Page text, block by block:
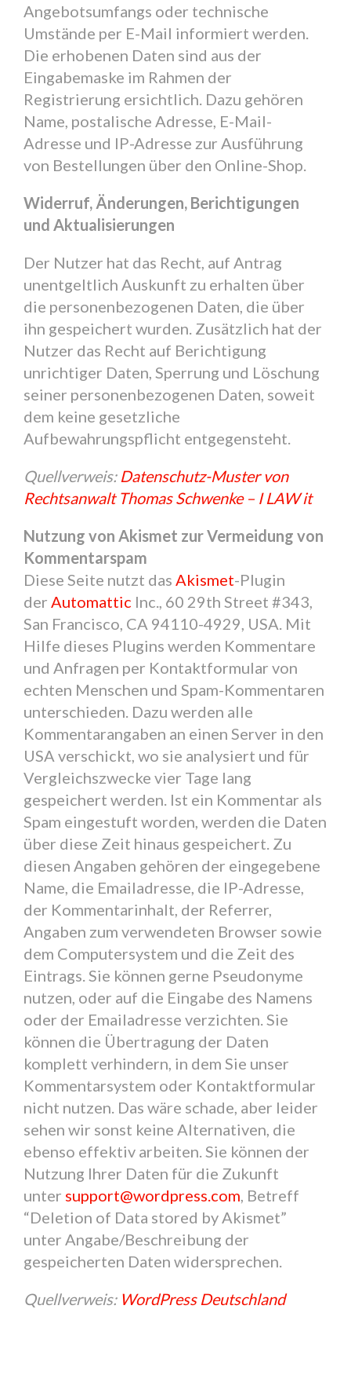
Angebotsumfangs oder technische
Umstände per E-Mail informiert werden.
Die erhobenen Daten sind aus der
Eingabemaske im Rahmen der
Registrierung ersichtlich. Dazu gehören
Name, postalische Adresse, E-Mail-
Adresse und IP-Adresse zur Ausführung
von Bestellungen über den Online-Shop.
Widerruf, Änderungen, Berichtigungen
und Aktualisierungen
Der Nutzer hat das Recht, auf Antrag
unentgeltlich Auskunft zu erhalten über
die personenbezogenen Daten, die über
ihn gespeichert wurden. Zusätzlich hat der
Nutzer das Recht auf Berichtigung
unrichtiger Daten, Sperrung und Löschung
seiner personenbezogenen Daten, soweit
dem keine gesetzliche
Aufbewahrungspflicht entgegensteht.
Quellverweis: Datenschutz-Muster von
Rechtsanwalt Thomas Schwenke – I LAW it
Nutzung von Akismet zur Vermeidung von
Kommentarspam
Diese Seite nutzt das Akismet-Plugin
der Automattic Inc., 60 29th Street #343,
San Francisco, CA 94110-4929, USA. Mit
Hilfe dieses Plugins werden Kommentare
und Anfragen per Kontaktformular von
echten Menschen und Spam-Kommentaren
unterschieden. Dazu werden alle
Kommentarangaben an einen Server in den
USA verschickt, wo sie analysiert und für
Vergleichszwecke vier Tage lang
gespeichert werden. Ist ein Kommentar als
Spam eingestuft worden, werden die Daten
über diese Zeit hinaus gespeichert. Zu
diesen Angaben gehören der eingegebene
Name, die Emailadresse, die IP-Adresse,
der Kommentarinhalt, der Referrer,
Angaben zum verwendeten Browser sowie
dem Computersystem und die Zeit des
Eintrags. Sie können gerne Pseudonyme
nutzen, oder auf die Eingabe des Namens
oder der Emailadresse verzichten. Sie
können die Übertragung der Daten
komplett verhindern, in dem Sie unser
Kommentarsystem oder Kontaktformular
nicht nutzen. Das wäre schade, aber leider
sehen wir sonst keine Alternativen, die
ebenso effektiv arbeiten. Sie können der
Nutzung Ihrer Daten für die Zukunft
unter support@wordpress.com, Betreff
“Deletion of Data stored by Akismet”
unter Angabe/Beschreibung der
gespeicherten Daten widersprechen.
Quellverweis: WordPress Deutschland